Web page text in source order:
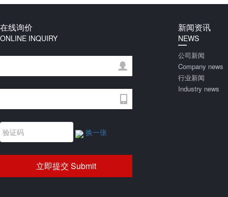
在线询价
ONLINE INQUIRY
换一张
新闻资讯
NEWS
公司新闻
Company news
行业新闻
Industry news